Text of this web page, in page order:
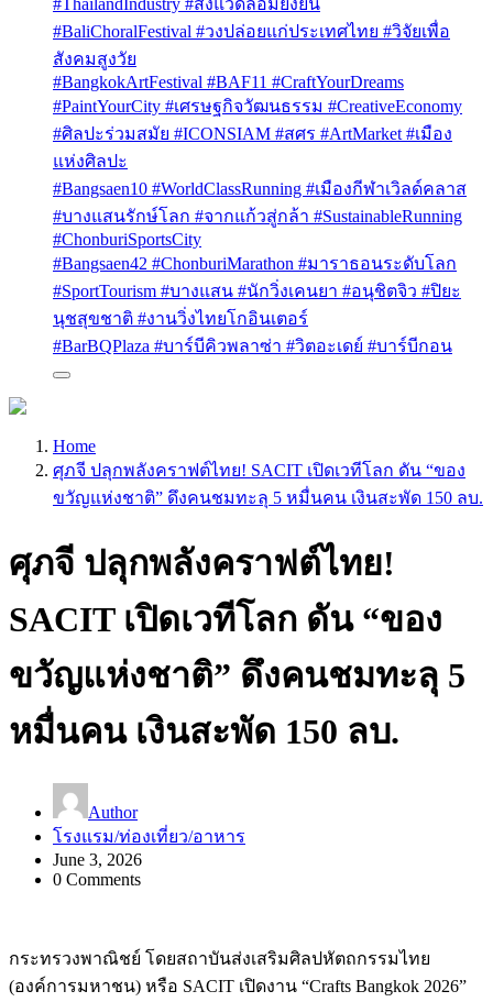
#BaliChoralFestival #วงปล่อยแก่ประเทศไทย #วิจัยเพื่อ
สังคมสูงวัย
#BangkokArtFestival #BAF11 #CraftYourDreams
#PaintYourCity #เศรษฐกิจวัฒนธรรม #CreativeEconomy
#ศิลปะร่วมสมัย #ICONSIAM #สศร #ArtMarket #เมือง
แห่งศิลปะ
#Bangsaen10 #WorldClassRunning #เมืองกีฬาเวิลด์คลาส
#บางแสนรักษ์โลก #จากแก้วสู่กล้า #SustainableRunning
#ChonburiSportsCity
#Bangsaen42 #ChonburiMarathon #มาราธอนระดับโลก
#SportTourism #บางแสน #นักวิ่งเคนยา #อนุชิตจิว #ปิยะ
นุชสุขชาติ #งานวิ่งไทยโกอินเตอร์
#BarBQPlaza #บาร์บีคิวพลาซ่า #วิตอะเดย์ #บาร์บีกอน
Home
ศุภจี ปลุกพลังคราฟต์ไทย! SACIT เปิดเวทีโลก ดัน “ของ
ขวัญแห่งชาติ” ดึงคนชมทะลุ 5 หมื่นคน เงินสะพัด 150 ลบ.
ศุภจี ปลุกพลังคราฟต์ไทย!
SACIT เปิดเวทีโลก ดัน “ของ
ขวัญแห่งชาติ” ดึงคนชมทะลุ 5
หมื่นคน เงินสะพัด 150 ลบ.
Author
โรงแรม/ท่องเที่ยว/อาหาร
June 3, 2026
0 Comments
กระทรวงพาณิชย์ โดยสถาบันส่งเสริมศิลปหัตถกรรมไทย
(องค์การมหาชน) หรือ SACIT เปิดงาน “Crafts Bangkok 2026”